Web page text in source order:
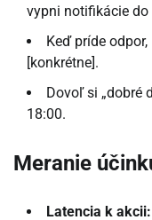
vypni notifikácie do
Keď príde
[konkrétne].
Dovoľ si „dobré
18:00.
Meranie
Latencia k akcii: